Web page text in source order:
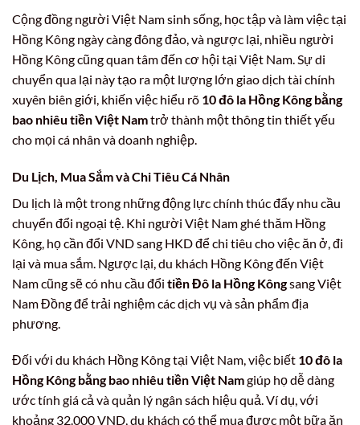
Cộng đồng người Việt Nam sinh sống, học tập và làm việc tại
Hồng Kông ngày càng đông đảo, và ngược lại, nhiều người
Hồng Kông cũng quan tâm đến cơ hội tại Việt Nam. Sự di
chuyển qua lại này tạo ra một lượng lớn giao dịch tài chính
xuyên biên giới, khiến việc hiểu rõ 10 đô la Hồng Kông bằng
bao nhiêu tiền Việt Namtrở thành một thông tin thiết yếu
cho mọi cá nhân và doanh nghiệp.
Du Lịch, Mua Sắm và Chi Tiêu Cá Nhân
Du lịch là một trong những động lực chính thúc đẩy nhu cầu
chuyển đổi ngoại tệ. Khi người Việt Nam ghé thăm Hồng
Kông, họ cần đổi VND sang HKD để chi tiêu cho việc ăn ở, đi
lại và mua sắm. Ngược lại, du khách Hồng Kông đến Việt
Nam cũng sẽ có nhu cầu đổi tiền Đô la Hồng Kôngsang Việt
Nam Đồng để trải nghiệm các dịch vụ và sản phẩm địa
phương.
Đối với du khách Hồng Kông tại Việt Nam, việc biết 10 đô la
Hồng Kông bằng bao nhiêu tiền Việt Namgiúp họ dễ dàng
ước tính giá cả và quản lý ngân sách hiệu quả. Ví dụ, với
khoảng 32.000 VND, du khách có thể mua được một bữa ăn